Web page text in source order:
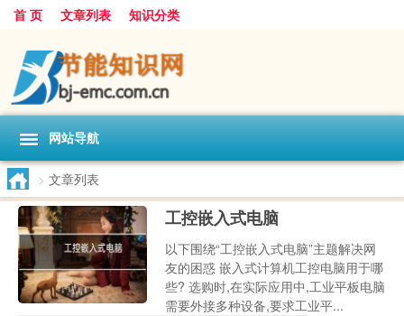
首 页 文章列表 知识分类
网站导航
> 文章列表
工控嵌入式电脑
以下围绕“工控嵌入式电脑”主题解决网
友的困惑 嵌入式计算机工控电脑用于哪
些? 选购时,在实际应用中,工业平板电脑
需要外接多种设备,要求工业平...